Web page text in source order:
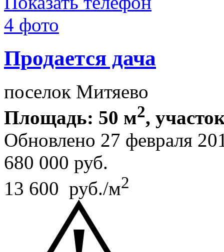
4 фото
Продается дача
поселок Митяево
Площадь: 50 м2,
Обновлено 27 февраля
680 000 руб.
13 600 руб./м2